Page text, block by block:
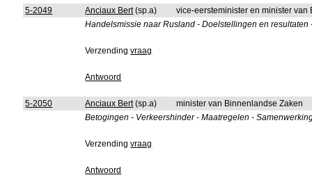
5-2049 Anciaux Bert(sp.a)
vice-eersteminister en minister
Handelsmissie naar Rusland - Doelstellingen en resultaten
Verzendingvraag
Antwoord
5-2050 Anciaux Bert(sp.a)
minister van Binnenlandse Zaken
Betogingen - Verkeershinder - Maatregelen -
Verzendingvraag
Antwoord